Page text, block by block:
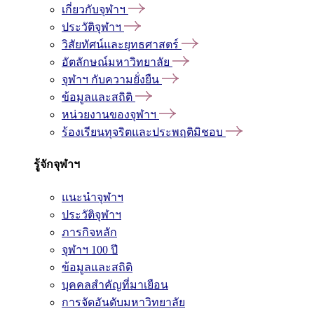
เกี่ยวกับจุฬาฯ
ประวัติจุฬาฯ
วิสัยทัศน์และยุทธศาสตร์
อัตลักษณ์มหาวิทยาลัย
จุฬาฯ กับความยั่งยืน
ข้อมูลและสถิติ
หน่วยงานของจุฬาฯ
ร้องเรียนทุจริตและประพฤติมิชอบ
รู้จักจุฬาฯ
แนะนำจุฬาฯ
ประวัติจุฬาฯ
ภารกิจหลัก
จุฬาฯ 100 ปี
ข้อมูลและสถิติ
บุคคลสำคัญที่มาเยือน
การจัดอันดับมหาวิทยาลัย